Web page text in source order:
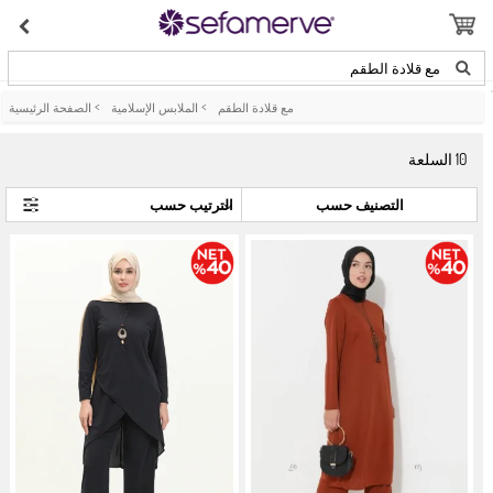
مع قلادة الطقم
الصفحة الرئيسية > الملابس الإسلامية > مع قلادة الطقم
10السلعة
التصنيف حسب